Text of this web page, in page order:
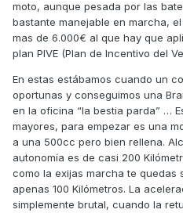
moto, aunque pesada por las
bastante manejable en marcha,
mas de 6.000€ al que hay que
plan PIVE (Plan de Incentivo del
En estas estábamos cuando un
oportunas y conseguimos una
en la oficina “la bestia parda” …
mayores, para empezar es una
a una 500cc pero bien rellena.
autonomía es de casi 200
como la exijas marcha te quedas
apenas 100 Kilómetros. La
simplemente brutal, cuando la